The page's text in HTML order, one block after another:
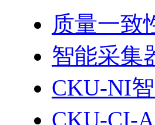
质量一致
智能采集
CKU-NI
CKU-CI-